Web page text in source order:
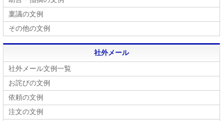
稟議の文例
その他の文例
社外メール
社外メール文例一覧
お詫びの文例
依頼の文例
注文の文例